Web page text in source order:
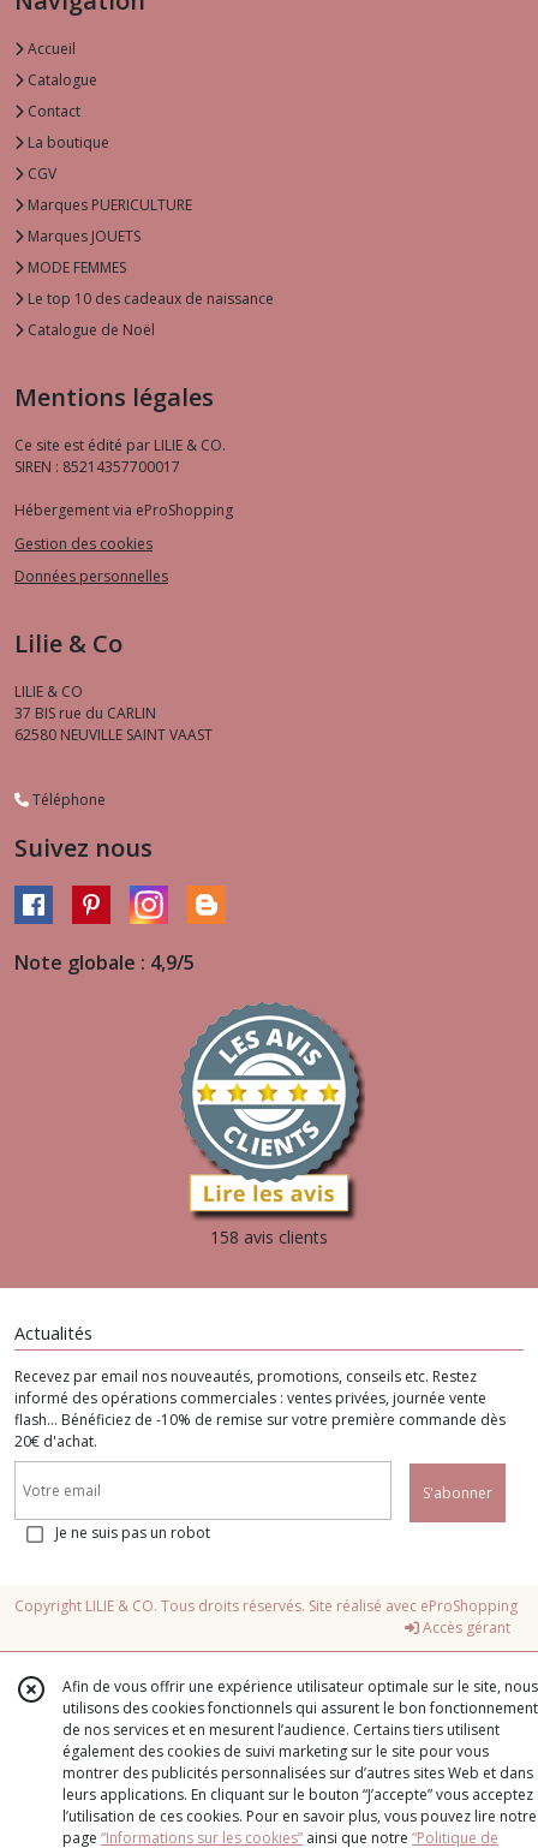
Accueil
Catalogue
Contact
La boutique
CGV
Marques PUERICULTURE
Marques JOUETS
MODE FEMMES
Le top 10 des cadeaux de naissance
Catalogue de Noël
Mentions légales
Ce site est édité par LILIE & CO.
SIREN : 85214357700017
Hébergement via eProShopping
Gestion des cookies
Données personnelles
Lilie & Co
LILIE & CO
37 BIS rue du CARLIN
62580 NEUVILLE SAINT VAAST
Téléphone
Suivez nous
Note globale : 4,9/5
158 avis clients
Actualités
Recevez par email nos nouveautés, promotions, conseils etc. Restez
informé des opérations commerciales : ventes privées, journée vente
flash... Bénéficiez de -10% de remise sur votre première commande dès
20€ d'achat.
S'abonner
Je ne suis pas un robot
Copyright LILIE & CO. Tous droits réservés. Site réalisé avec eProShopping
Accès gérant
Afin de vous offrir une expérience utilisateur optimale sur le site, nous
utilisons des cookies fonctionnels qui assurent le bon fonctionnement
de nos services et en mesurent l’audience. Certains tiers utilisent
également des cookies de suivi marketing sur le site pour vous
montrer des publicités personnalisées sur d’autres sites Web et dans
leurs applications. En cliquant sur le bouton “J’accepte” vous acceptez
l’utilisation de ces cookies. Pour en savoir plus, vous pouvez lire notre
page “Informations sur les cookies” ainsi que notre “Politique de